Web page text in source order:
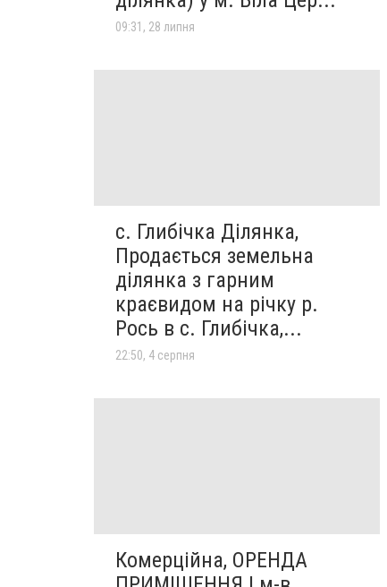
09:31, 28 липня
с. Глибічка Ділянка,
Продається земельна
ділянка з гарним
краєвидом на річку р.
Рось в с. Глибічка,...
22:50, 4 серпня
Комерційна, ОРЕНДА